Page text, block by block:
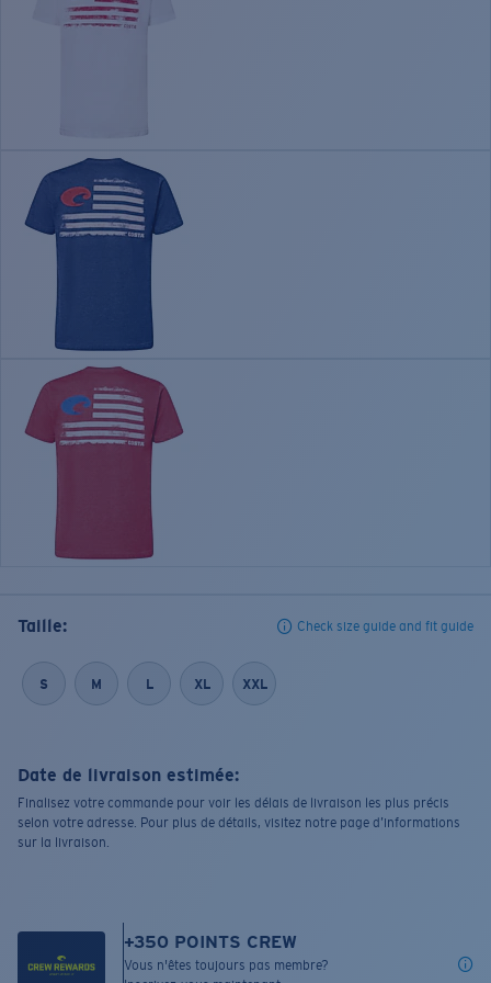
Taille: Check size guide and fit guide
S M L XL XXL
Date de livraison estimée:
Finalisez votre commande pour voir les délais de livraison les plus précis
selon votre adresse. Pour plus de détails, visitez notre page d’informations
sur la livraison.
+350 POINTS CREW
Vous n'êtes toujours pas membre?